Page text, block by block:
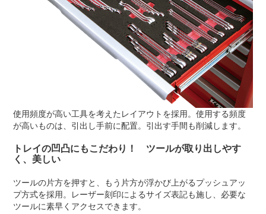
使用頻度が高い工具を考えたレイアウトを採用。使用する頻度
が高いものは、引出し手前に配置。引出す手間も削減します。
トレイの凹凸にもこだわり！ ツールが取り出しやす
く、美しい
ツールの片方を押すと、もう片方が浮かび上がるプッシュアッ
プ方式を採用。レーザー刻印によるサイズ表記も施し、必要な
ツールに素早くアクセスできます。